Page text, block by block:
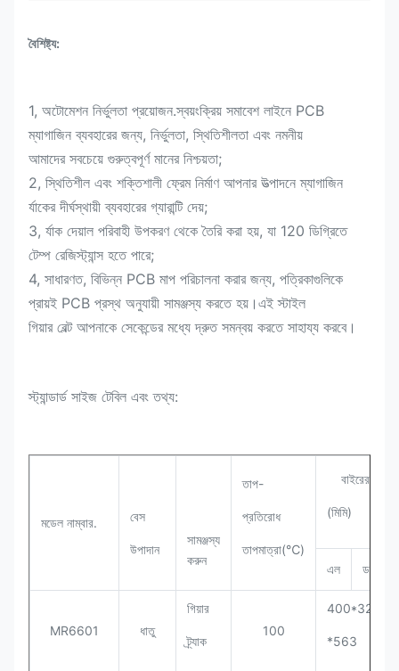
বৈশিষ্ট্য:
1, অটোমেশন নির্ভুলতা প্রয়োজন.স্বয়ংক্রিয় সমাবেশ লাইনে PCB
ম্যাগাজিন ব্যবহারের জন্য, নির্ভুলতা, স্থিতিশীলতা এবং নমনীয়
আমাদের সবচেয়ে গুরুত্বপূর্ণ মানের নিশ্চয়তা;
2, স্থিতিশীল এবং শক্তিশালী ফ্রেম নির্মাণ আপনার উত্পাদনে ম্যাগাজিন
র্যাকের দীর্ঘস্থায়ী ব্যবহারের গ্যারান্টি দেয়;
3, র্যাক দেয়াল পরিবাহী উপকরণ থেকে তৈরি করা হয়, যা 120 ডিগ্রিতে
টেম্প রেজিস্ট্যান্স হতে পারে;
4, সাধারণত, বিভিন্ন PCB মাপ পরিচালনা করার জন্য, পত্রিকাগুলিকে
প্রায়ই PCB প্রস্থ অনুযায়ী সামঞ্জস্য করতে হয়।এই স্টাইল
গিয়ার বেল্ট আপনাকে সেকেন্ডের মধ্যে দ্রুত সমন্বয় করতে সাহায্য করবে।
স্ট্যান্ডার্ড সাইজ টেবিল এবং তথ্য:
মডেল নাম্বার. বেস
উপাদান
সামঞ্জস্য
করুন
তাপ-
প্রতিরোধ
তাপমাত্রা(℃)
বাইরের মাত্রা
(মিমি)
এল ডব্লিউ
MR6601 ধাতু
গিয়ার
ট্র্যাক
100
400*320/
*563